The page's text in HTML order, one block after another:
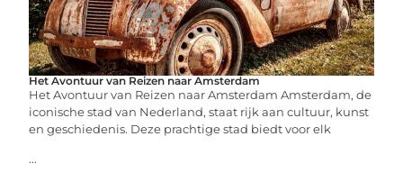
Het Avontuur van Reizen naar Amsterdam
Het Avontuur van Reizen naar Amsterdam Amsterdam, de
iconische stad van Nederland, staat rijk aan cultuur, kunst
en geschiedenis. Deze prachtige stad biedt voor elk
...